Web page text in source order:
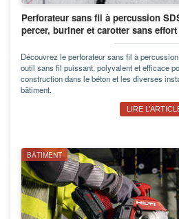
Perforateur sans fil à percussion
percer, buriner et carotter sans
Découvrez le perforateur sans fil à
outil sans fil puissant, polyvalent et efficace
construction dans le béton et les diverses
bâtiment.
LIRE
BÂTIMENT